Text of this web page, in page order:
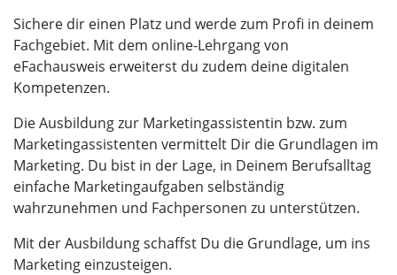
Sichere dir einen Platz und werde zum Profi in deinem
Fachgebiet. Mit dem online-Lehrgang von
eFachausweis erweiterst du zudem deine digitalen
Kompetenzen.
Die Ausbildung zur Marketingassistentin bzw. zum
Marketingassistenten vermittelt Dir die Grundlagen im
Marketing. Du bist in der Lage, in Deinem Berufsalltag
einfache Marketingaufgaben selbständig
wahrzunehmen und Fachpersonen zu unterstützen.
Mit der Ausbildung schaffst Du die Grundlage, um ins
Marketing einzusteigen.